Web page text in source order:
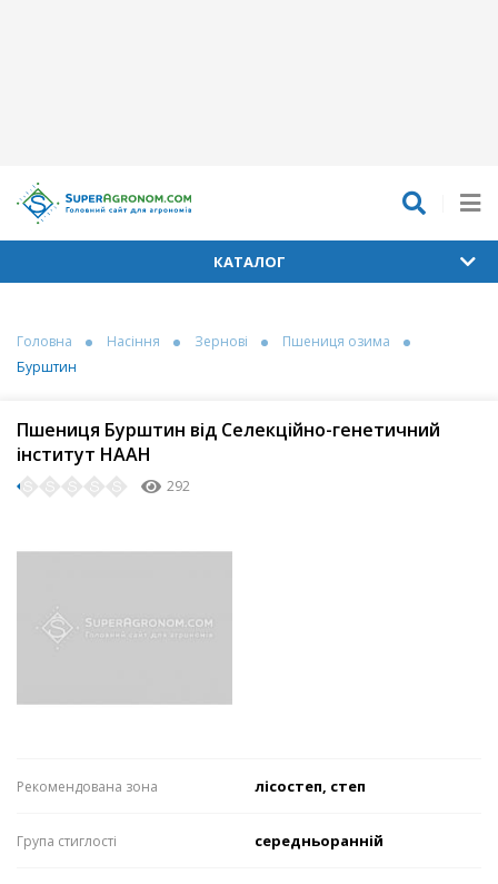
КАТАЛОГ
Головна Насіння Зернові
Пшениця озима
Бурштин
Пшениця Бурштин від Селекційно-генетичний
інститут НААН
292
Рекомендована зона лісостеп, степ
Група стиглості середньоранній